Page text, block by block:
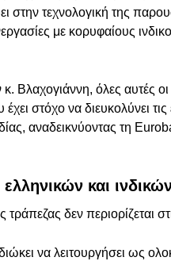
στην τεχνολογική της
με κορυφαίους
Βλαχογιάννη, όλες αυτές οι
στόχο να διευκολύνει
αναδεικνύοντας τη
και
τράπεζας δεν
να λειτουργήσει ως